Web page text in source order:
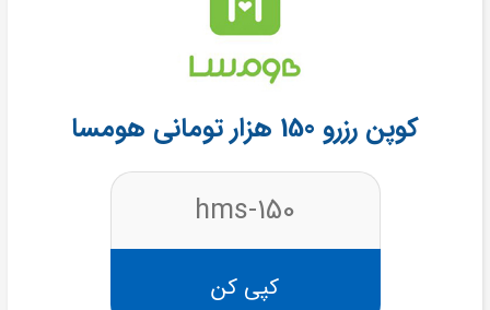
کوپن رزرو 150 هزار تومانی هومسا
hms-150
کپی کن